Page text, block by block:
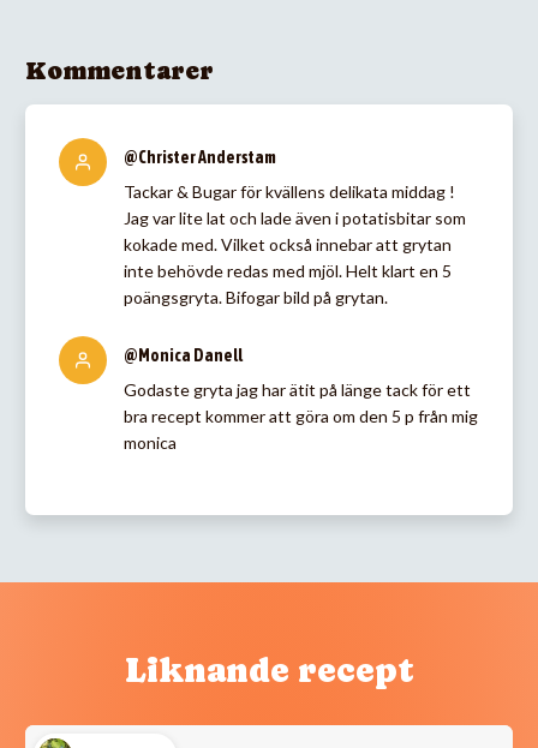
Kommentarer
@Christer Anderstam
Tackar & Bugar för kvällens delikata middag !
Jag var lite lat och lade även i potatisbitar som
kokade med. Vilket också innebar att grytan
inte behövde redas med mjöl. Helt klart en 5
poängsgryta. Bifogar bild på grytan.
@Monica Danell
Godaste gryta jag har ätit på länge tack för ett
bra recept kommer att göra om den 5 p från mig
monica
Liknande recept